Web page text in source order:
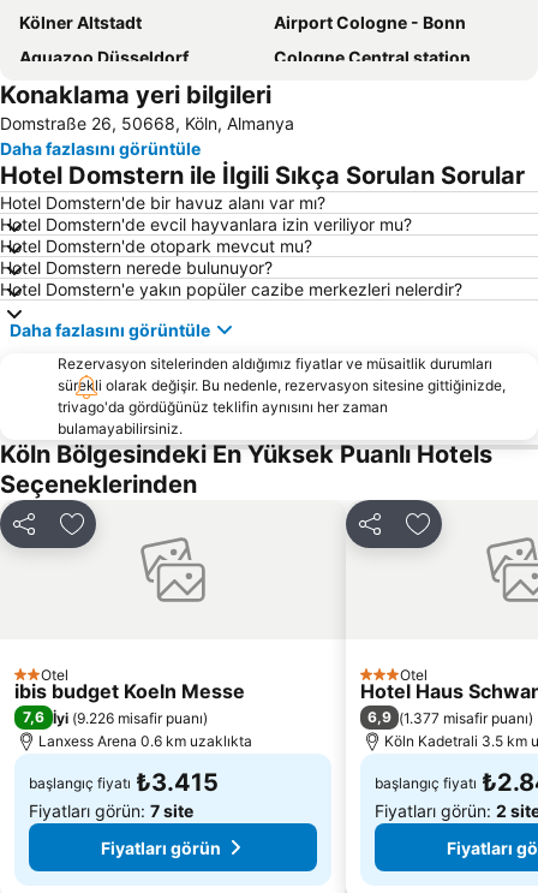
Kölner Altstadt
Airport Cologne - Bonn
Aquazoo Düsseldorf
Cologne Central station
Königsallee
Bahnhof Köln Messe - Deutz
Flora Botanical Garden
Bonn Merkez Tren İstasyonu
Star Trek Convention - FedCon
Düsseldorf Stadtmitte
Duisburg-Süd
Bonn Merkez
Köln Üçgeni
Köln Eski Meydan
Porz
Kalk
Ehrenfeld
Deutz
Industriestraße
Bad Godesberg
Merkur Spiel-Arena
Bahnhof Düsseldorf Flughafen
Gladbach
Fischeln
Rheydt
Neumarkt
City-Center Köln-Chorweiler
Kölner Karneval
Dünya Konferans Merkezi Bonn
Stockum
Upsalla Funny Max
Hard Rock Cafe Köln
Lanxess Arena
Nippes
Pippolino
Konaklama yeri bilgileri
Domstraße 26, 50668, Köln, Almanya
Daha fazlasını görüntüle
Hotel Domstern ile İlgili Sıkça Sorulan Sorular
Hotel Domstern'de bir havuz alanı var mı?
Hotel Domstern'de evcil hayvanlara izin veriliyor mu?
Hotel Domstern'de otopark mevcut mu?
Hotel Domstern nerede bulunuyor?
Hotel Domstern'e yakın popüler cazibe merkezleri nelerdir?
Daha fazlasını görüntüle
Rezervasyon sitelerinden aldığımız fiyatlar ve müsaitlik durumları
sürekli olarak değişir. Bu nedenle, rezervasyon sitesine gittiğinizde,
trivago'da gördüğünüz teklifin aynısını her zaman
bulamayabilirsiniz.
Köln Bölgesindeki En Yüksek Puanlı Hotels
Seçeneklerinden
Paylaş Favorilerime ekle
2 Yıldız
Otel
ibis budget Koeln Messe
7,6 İyi (9.226 misafir puanı)
Lanxess Arena 0.6 km uzaklıkta
başlangıç fiyatı ₺3.415
Fiyatları görün: 7 site
Fiyatları görün
Paylaş Favorilerime
3 YıldızOtel
Hotel Haus
6,9 (1.377 misafir puanı)
Köln Kadetrali 3.5 km
başlangıç fiyatı
Fiyatları görün: 2
Fiyatları